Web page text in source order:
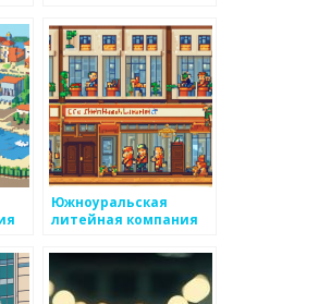
Южноуральская
литейная компания